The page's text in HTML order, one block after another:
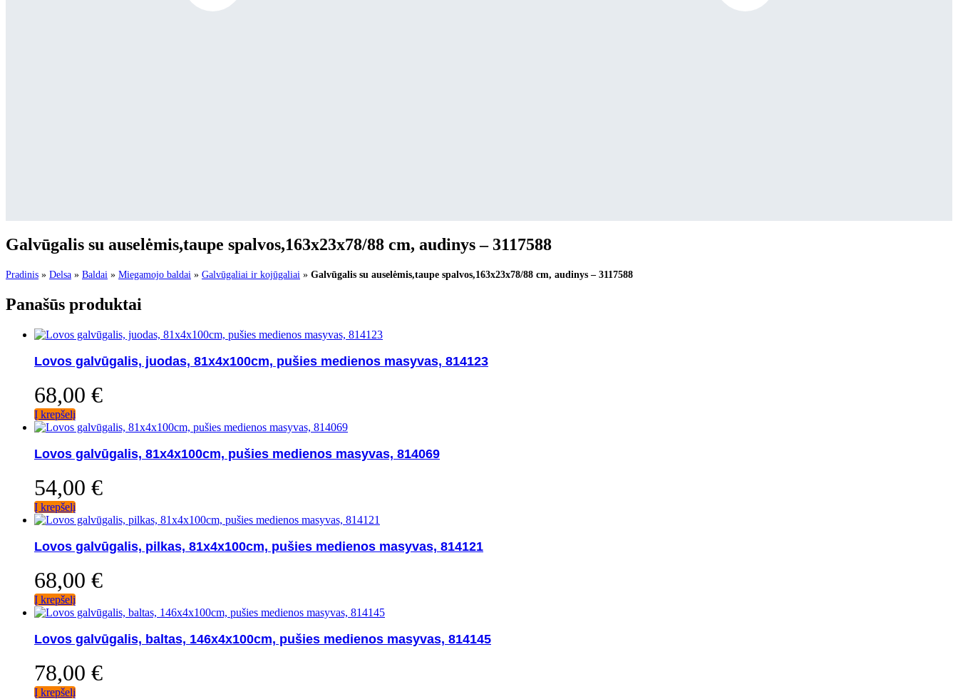
Galvūgalis su auselėmis,taupe spalvos,163x23x78/88 cm, audinys – 3117588
Pradinis » Delsa » Baldai » Miegamojo baldai » Galvūgaliai ir kojūgaliai » Galvūgalis su auselėmis,taupe spalvos,163x23x78/88 cm, audinys – 3117588
Panašūs produktai
Lovos galvūgalis, juodas, 81x4x100cm, pušies medienos masyvas, 814123
68,00 €
Į krepšelį
Lovos galvūgalis, 81x4x100cm, pušies medienos masyvas, 814069
54,00 €
Į krepšelį
Lovos galvūgalis, pilkas, 81x4x100cm, pušies medienos masyvas, 814121
68,00 €
Į krepšelį
Lovos galvūgalis, baltas, 146x4x100cm, pušies medienos masyvas, 814145
78,00 €
Į krepšelį